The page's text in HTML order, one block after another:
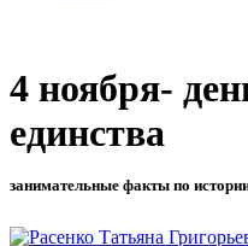
4 ноября-
единства
занимательные факты по